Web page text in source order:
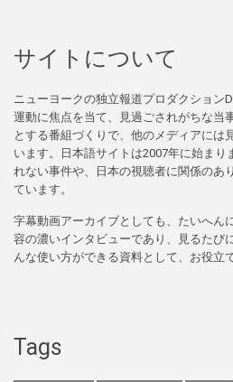
サイトについて
ニューヨークの独立報道プロダクション
運動に焦点を当て、見過ごされがちな当
とする番組づくりで、他のメディアには
います。日本語サイトは2007年に始まり
れない事件や、日本の視聴者に関係のあ
ています。
字幕動画アーカイブとしても、たいへん
容の濃いインタビューであり、見るたび
んな使い方ができる資料として、お役立
Tags